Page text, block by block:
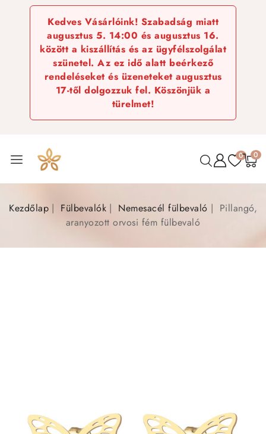
Kedves Vásárlóink! Szabadság miatt
augusztus 5. 14:00 és augusztus 16.
között a kiszállítás és az ügyfélszolgálat
szünetel. Az ez idő alatt beérkező
rendeléseket és üzeneteket augusztus
17-től dolgozzuk fel. Köszönjük a
türelmet!
0 0
Kezdőlap Fülbevalók Nemesacél fülbevaló
Pillangó,
aranyozott orvosi fém fülbevaló